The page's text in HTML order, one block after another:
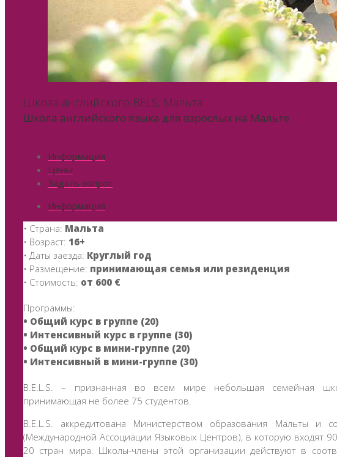
Школа английского BELS, Мальта
Школа английского языка для взрослых на Мальте
Информация
Цены
Задать вопрос
Информация
• Страна: Мальта
• Возраст: 16+
• Даты заезда: Круглый год
• Размещение: принимающая семья или резиденция
• Стоимость: от 600 €
Программы:
• Общий курс в группе (20)
• Интенсивный курс в группе (30)
• Общий курс в мини-группе (20)
• Интенсивный в мини-группе (30)
B.E.L.S. – признанная во всем мире небольшая семейная
принимающая не более 75 студентов.
B.E.L.S. аккредитована Министерством образования Мальты и
(Международной Ассоциации Языковых Центров), в которую входят
20 стран мира. Школы-члены этой организации действуют в